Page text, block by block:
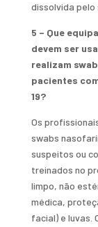
dissolvida pelo
5 – Que
devem ser
realizam
pacientes
19?
Os
swabs
suspeitos ou
treinados no
limpo, não
médica,
facial) e luvas.